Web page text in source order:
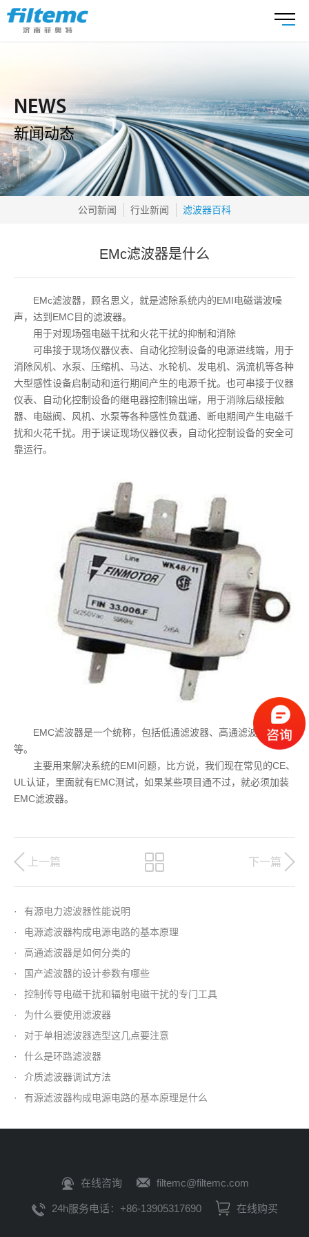
NEWS
新闻动态
公司新闻 行业新闻 滤波器百科
EMc滤波器是什么
EMc滤波器，顾名思义，就是滤除系统内的EMI电磁谐波噪
声，达到EMC目的滤波器。
用于对现场强电磁干扰和火花干扰的抑制和消除
可串接于现场仪器仪表、自动化控制设备的电源进线端，用于
消除风机、水泵、压缩机、马达、水轮机、发电机、涡流机等各种
大型感性设备启制动和运行期间产生的电源千扰。也可串接于仪器
仪表、自动化控制设备的继电器控制输出端，用于消除后级接触
器、电磁阀、风机、水泵等各种感性负载通、断电期间产生电磁千
扰和火花千扰。用于误证现场仪器仪表，自动化控制设备的安全可
靠运行。
EMC滤波器是一个统称，包括低通滤波器、高通滤波器等
等。
主要用来解决系统的EMI问题，比方说，我们现在常见的CE、
UL认证，里面就有EMC测试，如果某些项目通不过，就必须加装
EMC滤波器。
上一篇 下一篇
·
有源电力滤波器性能说明
·
电源滤波器构成电源电路的基本原理
·
高通滤波器是如何分类的
·
国产滤波器的设计参数有哪些
·
控制传导电磁干扰和辐射电磁干扰的专门工具
·
为什么要使用滤波器
·
对于单相滤波器选型这几点要注意
·
什么是环路滤波器
·
介质滤波器调试方法
·
有源滤波器构成电源电路的基本原理是什么
在线咨询 filtemc@filtemc.com
24h服务电话：+86-13905317690 在线购买